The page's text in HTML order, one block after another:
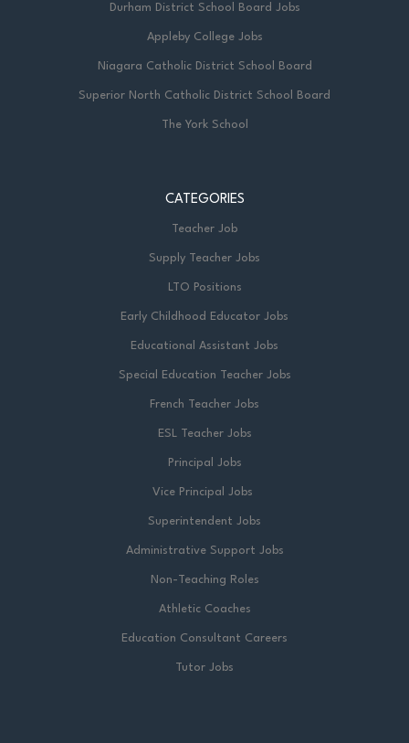
Durham District School Board Jobs
Appleby College Jobs
Niagara Catholic District School Board
Superior North Catholic District School Board
The York School
CATEGORIES
Teacher Job
Supply Teacher Jobs
LTO Positions
Early Childhood Educator Jobs
Educational Assistant Jobs
Special Education Teacher Jobs
French Teacher Jobs
ESL Teacher Jobs
Principal Jobs
Vice Principal Jobs
Superintendent Jobs
Administrative Support Jobs
Non-Teaching Roles
Athletic Coaches
Education Consultant Careers
Tutor Jobs